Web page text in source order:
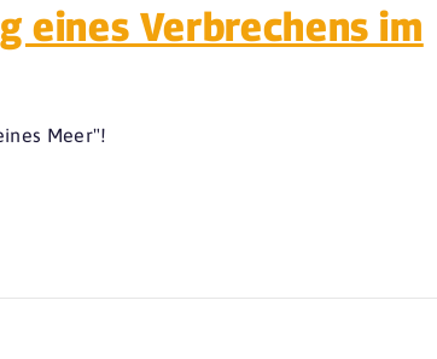
eines Verbrechens im
Meer"!